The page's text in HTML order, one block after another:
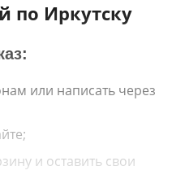
по Иркутску
или написать через
и оставить свои